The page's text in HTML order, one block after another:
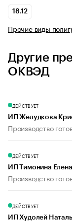
18.12
Прочие виды
Другие
ОКВЭД
ДЕЙСТВУЕТ
ИП Желудкова
Производство
ДЕЙСТВУЕТ
ИП Тимонина
Производство
ДЕЙСТВУЕТ
ИП Худолей